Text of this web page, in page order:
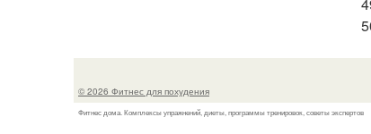
© 2026 Фитнес для похудения
Фитнес дома. Комплексы упражнений, диеты, программы тренировок, советы экспертов